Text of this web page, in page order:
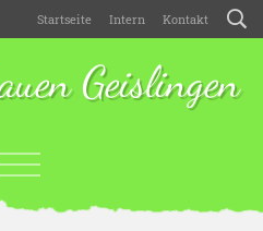
Startseite Intern Kontakt
Geislingen